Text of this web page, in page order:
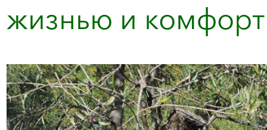
жизнью и